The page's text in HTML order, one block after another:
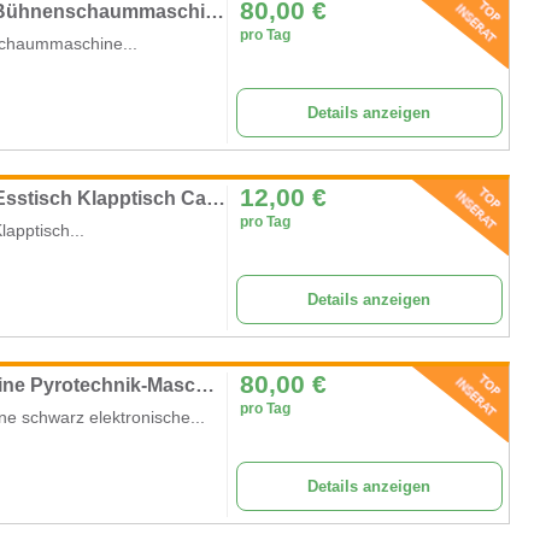
Schaumkanone Schaummaschine 2000 W Bühnenschaummaschine Bühnenschaumstrahlmaschine professionell 80,00 €
pro Tag
Details anzeigen
Bierzeltgarnitur mit Rückenlehne Biertisch Esstisch Klapptisch Campingtisch 2 x Bank Rückenlehne 12,00 €
pro Tag
Details anzeigen
Funkenmaschine 1000 W Kaltfunkenmaschine Pyrotechnik-Maschinen 5,5 m Bühnen-Spezialeffekt
schwarz elektronische...
80,00 €
pro Tag
Details anzeigen